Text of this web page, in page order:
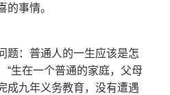
的事情。
题：普通人的一生应该是怎
“生在一个普通的家庭，父母
成九年义务教育，没有遭遇